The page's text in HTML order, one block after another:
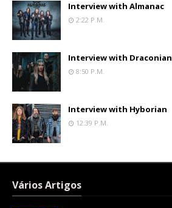
Interview with Almanac
2:22 P.m.
Interview with Draconian
8:50 P.m.
Interview with Hyborian
12:39 P.m.
Vários Artigos